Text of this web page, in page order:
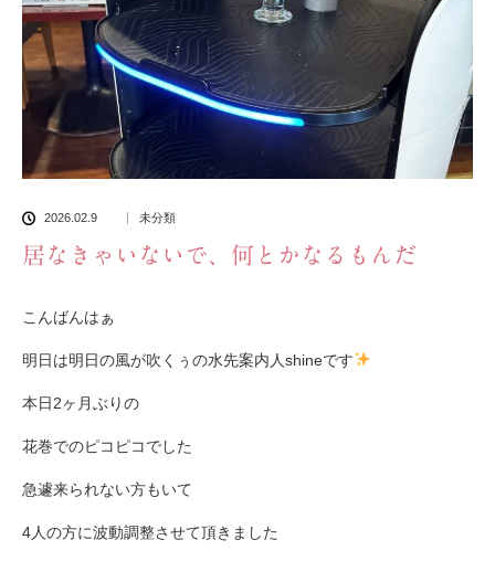
2026.02.9 未分類
居なきゃいないで、何とかなるもんだ
こんばんはぁ
明日は明日の風が吹くぅの水先案内人shineです
本日2ヶ月ぶりの
花巻でのピコピコでした
急遽来られない方もいて
4人の方に波動調整させて頂きました